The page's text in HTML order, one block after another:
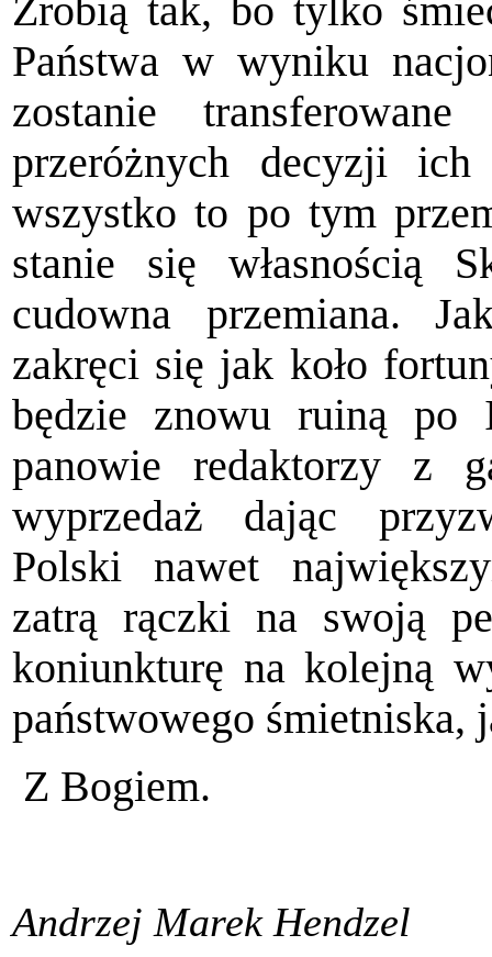
Zrobią tak, bo tylko
Państwa w wy­niku
zostanie
przeróżnych decyzji ich
wszystko to po tym
stanie się własnością
cudowna przemiana.
zakręci się jak koło
będzie znowu ruiną
panowie redaktorzy z
wyprzedaż dając
Polski nawet
zatrą rączki na swoją
koniunkturę na kolejną
państwowego śmietniska,
Z Bogiem.
Andrzej Marek Hendzel